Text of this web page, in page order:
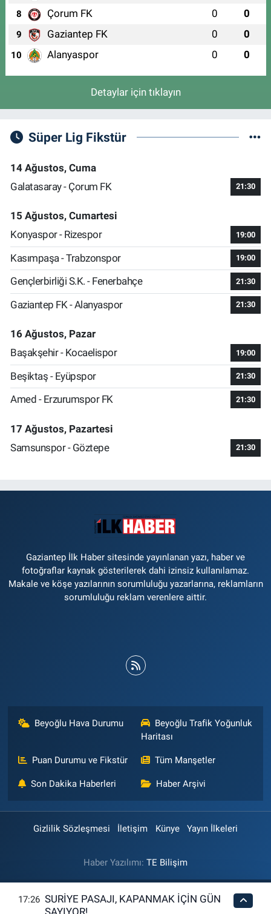
8 Çorum FK 0 0
9 Gaziantep FK 0 0
10 Alanyaspor 0 0
Detaylar için tıklayın
Süper Lig Fikstür
14 Ağustos, Cuma
Galatasaray - Çorum FK
21:30
15 Ağustos, Cumartesi
Konyaspor - Rizespor
19:00
Kasımpaşa - Trabzonspor 19:00
Gençlerbirliği S.K. - Fenerbahçe 21:30
Gaziantep FK - Alanyaspor 21:30
16 Ağustos, Pazar
Başakşehir - Kocaelispor
19:00
Beşiktaş - Eyüpspor 21:30
Amed - Erzurumspor FK 21:30
17 Ağustos, Pazartesi
Samsunspor - Göztepe
21:30
Gaziantep İlk Haber sitesinde yayınlanan yazı, haber ve
fotoğraflar kaynak gösterilerek dahi izinsiz kullanılamaz.
Makale ve köşe yazılarının sorumluluğu yazarlarına, reklamların
sorumluluğu reklam verenlere aittir.
Beyoğlu Hava Durumu
Beyoğlu Trafik Yoğunluk
Haritası
Puan Durumu ve Fikstür Tüm Manşetler
Son Dakika Haberleri Haber Arşivi
Gizlilik Sözleşmesi İletişim Künye Yayın İlkeleri
Haber Yazılımı: TE Bilişim
17:26 SURİYE PASAJI, KAPANMAK İÇİN GÜN
SAYIYOR!